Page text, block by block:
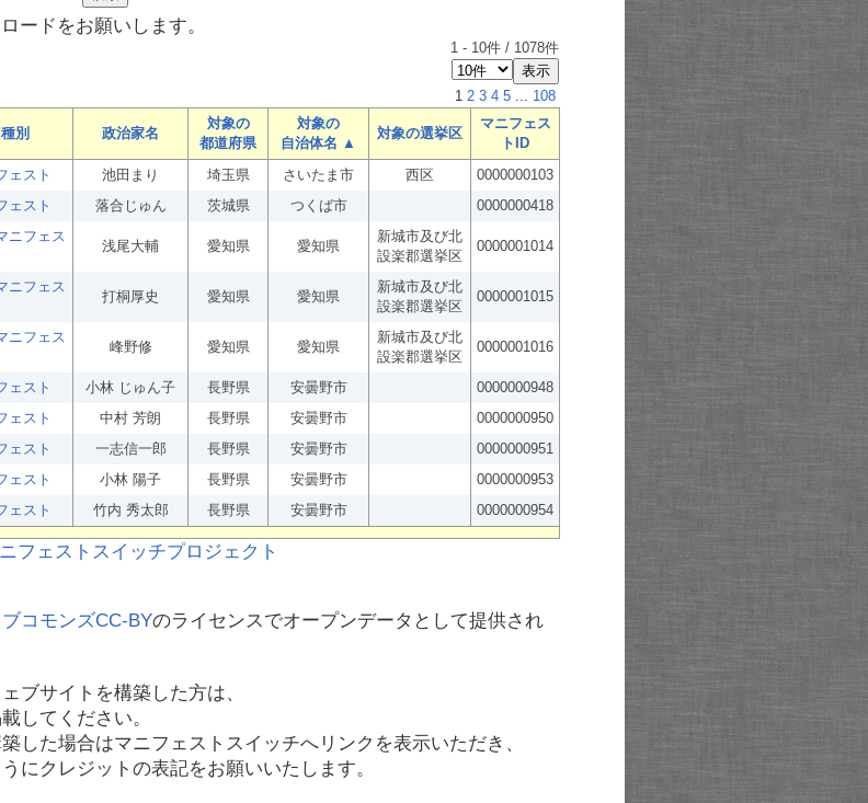
ードをお願いします。
1 - 10件 / 1078件
1 2 3 4 5 ... 108
別 政治家名
対象の
都道府県
対象の
自治体名 ▲
対象の選挙区
マニフェス
トID
ェスト 池田まり 埼玉県 さいたま市 西区
0000000103
ェスト 落合じゅん 茨城県 つくば市 0000000418
ニフェス
浅尾大輔 愛知県 愛知県
新城市及び北
設楽郡選挙区
0000001014
ニフェス
打桐厚史 愛知県 愛知県
新城市及び北
設楽郡選挙区
0000001015
ニフェス
峰野修 愛知県 愛知県
新城市及び北
設楽郡選挙区
0000001016
ェスト 小林 じゅん子 長野県 安曇野市
0000000948
ェスト 中村 芳朗 長野県 安曇野市
0000000950
ェスト 一志信一郎 長野県 安曇野市
0000000951
ェスト 小林 陽子 長野県 安曇野市
0000000953
ェスト 竹内 秀太郎 長野県 安曇野市 0000000954
コモンズCC-BYのライセンスでオープンデータとして提供され
ブサイトを構築した方は、
してください。
した場合はマニフェストスイッチへリンクを表示いただき、
にクレジットの表記をお願いいたします。